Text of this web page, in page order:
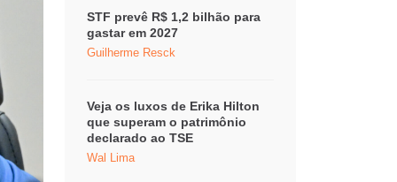
STF prevê R$ 1,2 bilhão para
gastar em 2027
Guilherme Resck
Veja os luxos de Erika Hilton
que superam o patrimônio
declarado ao TSE
Wal Lima